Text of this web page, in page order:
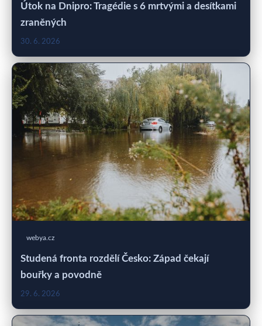
Útok na Dnipro: Tragédie s 6 mrtvými a desítkami
zraněných
30. 6. 2026
webya.cz
Studená fronta rozdělí Česko: Západ čekají
bouřky a povodně
29. 6. 2026